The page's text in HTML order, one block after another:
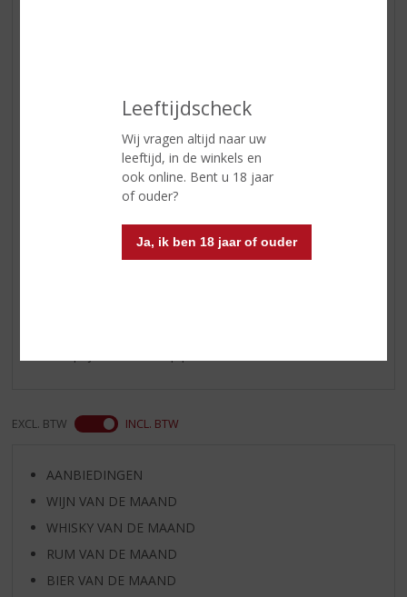
Leeftijdscheck
Wij vragen altijd naar uw
leeftijd, in de winkels en
ook online. Bent u 18 jaar
of ouder?
Ja, ik ben 18 jaar of ouder
Reviews
Schrijf een review
EXCL. BTW INCL. BTW
AANBIEDINGEN
WIJN VAN DE MAAND
WHISKY VAN DE MAAND
RUM VAN DE MAAND
BIER VAN DE MAAND